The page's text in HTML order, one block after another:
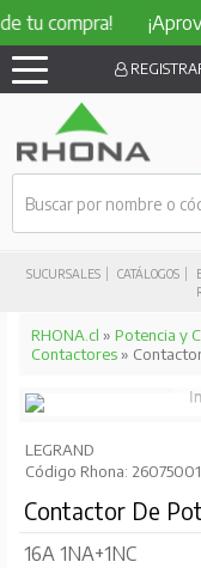
¡Aprovecha
SUCURSALES CATÁLOGOS
RHONA.cl » Potencia y
Contactores»
LEGRAND
Código Rhona:
Contactor De
16A 1NA+1NC